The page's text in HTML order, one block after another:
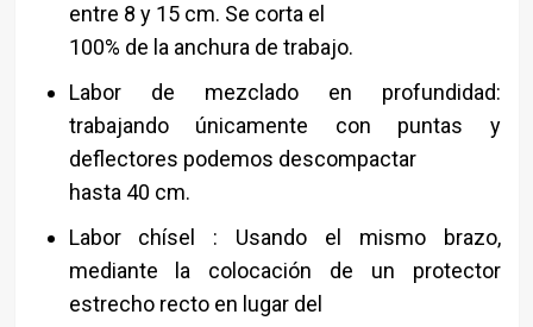
entre 8 y 15 cm. Se corta el
100% de la anchura de trabajo.
Labor de mezclado en profundidad:
trabajando únicamente con puntas y
deflectores podemos descompactar
hasta 40 cm.
Labor chísel : Usando el mismo brazo,
mediante la colocación de un protector
estrecho recto en lugar del